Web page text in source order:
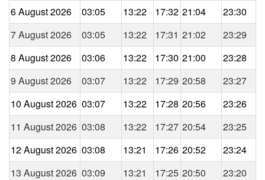
6 August 2026
03:05 13:22 17:32 21:04
23:30
7 August 2026
03:05 13:22 17:31 21:02
23:29
8 August 2026
03:06 13:22 17:30 21:00
23:28
9 August 2026
03:07 13:22 17:29 20:58
23:27
10 August 2026 03:07 13:22 17:28 20:56
23:26
11 August 2026 03:08 13:22 17:27 20:54
23:25
12 August 2026 03:08 13:21 17:26 20:52
23:24
13 August 2026 03:09 13:21 17:25 20:50
23:20